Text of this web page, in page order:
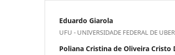
Eduardo Giarola
UFU - UNIVERSIDADE FEDERAL DE
Poliana Cristina de Oliveira Cristo